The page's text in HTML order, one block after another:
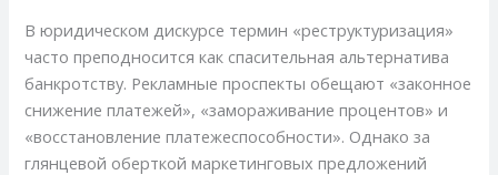
В юридическом дискурсе термин «реструктуризация»
часто преподносится как спасительная альтернатива
банкротству. Рекламные проспекты обещают «законное
снижение платежей», «замораживание процентов» и
«восстановление платежеспособности». Однако за
глянцевой оберткой маркетинговых предложений
маркетинговых
обещаний